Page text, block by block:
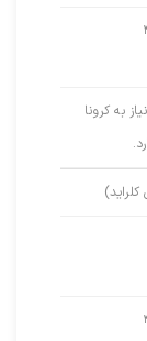
به کرونا